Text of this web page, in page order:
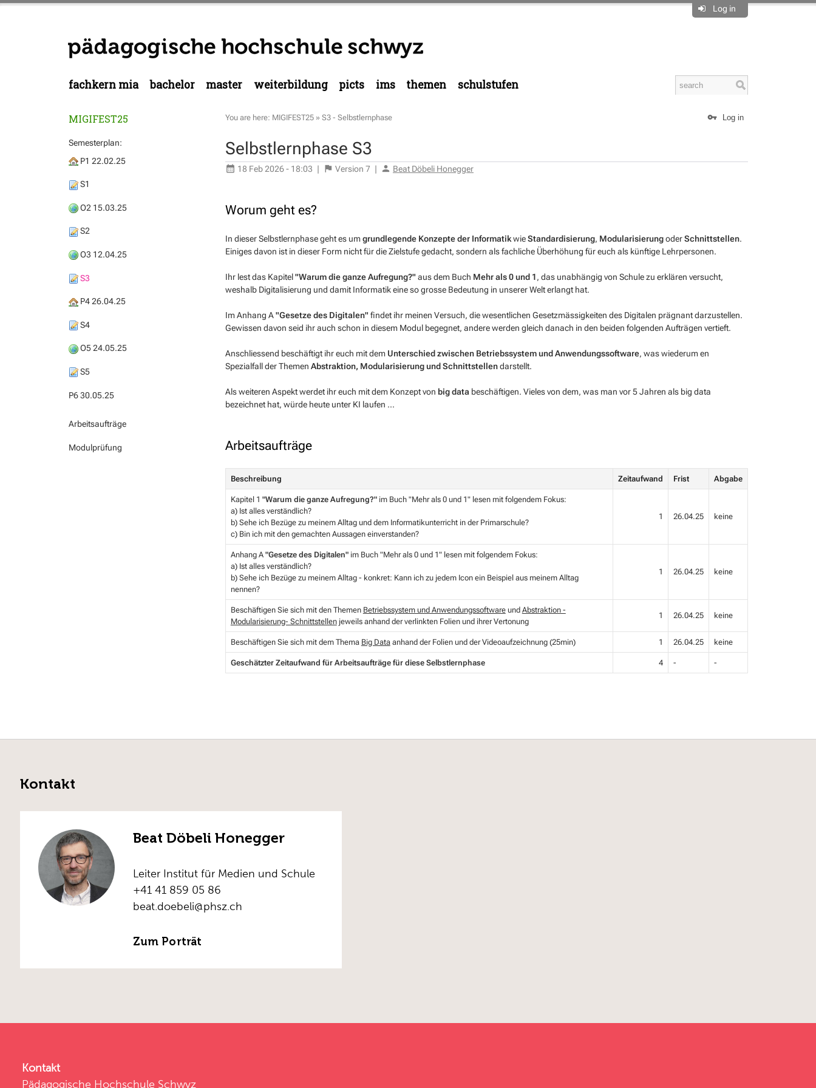
Log in
fachkern mia bachelor master weiterbildung picts ims themen schulstufen
MIGIFEST25
Semesterplan:
P1 22.02.25
S1
O2 15.03.25
S2
O3 12.04.25
S3
P4 26.04.25
S4
O5 24.05.25
S5
P6 30.05.25
Arbeitsaufträge
Modulprüfung
Log in
You are here: MIGIFEST25 » S3 - Selbstlernphase
Selbstlernphase S3
18 Feb 2026 - 18:03 | Version 7 | Beat Döbeli Honegger
Worum geht es?
In dieser Selbstlernphase geht es um grundlegende Konzepte der InformatikwieStandardisierung, ModularisierungoderSchnittstellen.
Einiges davon ist in dieser Form nicht für die Zielstufe gedacht, sondern als fachliche Überhöhung für euch als künftige Lehrpersonen.
Ihr lest das Kapitel"Warum die ganze Aufregung?" aus dem Buch Mehr als 0 und 1, das unabhängig von Schule zu erklären versucht,
weshalb Digitalisierung und damit Informatik eine so grosse Bedeutung in unserer Welt erlangt hat.
Im Anhang A"Gesetze des Digitalen" findet ihr meinen Versuch, die wesentlichen Gesetzmässigkeiten des Digitalen prägnant darzustellen.
Gewissen davon seid ihr auch schon in diesem Modul begegnet, andere werden gleich danach in den beiden folgenden Aufträgen vertieft.
Anschliessend beschäftigt ihr euch mit dem Unterschied zwischen Betriebssystem und Anwendungssoftware, was wiederum en
Spezialfall der Themen Abstraktion, Modularisierung und Schnittstellendarstellt.
Als weiteren Aspekt werdet ihr euch mit dem Konzept von big data beschäftigen. Vieles von dem, was man vor 5 Jahren als big data
bezeichnet hat, würde heute unter KI laufen ...
Arbeitsaufträge
Beschreibung Zeitaufwand Frist Abgabe
Kapitel 1 "Warum die ganze Aufregung?"im Buch "Mehr als 0 und 1"lesen mit folgendem Fokus:
a) Ist alles verständlich?
b) Sehe ich Bezüge zu meinem Alltag und dem Informatikunterricht in der Primarschule?
c) Bin ich mit den gemachten Aussagen einverstanden?
1 26.04.25 keine
Anhang A "Gesetze des Digitalen"im Buch "Mehr als 0 und 1"lesen mit folgendem Fokus:
a) Ist alles verständlich?
b) Sehe ich Bezüge zu meinem Alltag - konkret: Kann ich zu jedem Icon ein Beispiel aus meinem Alltag
nennen?
1 26.04.25 keine
Beschäftigen Sie sich mit den Themen Betriebssystem und Anwendungssoftwareund Abstraktion -
Modularisierung- Schnittstellenjeweils anhand der verlinkten Folien und ihrer Vertonung
1 26.04.25 keine
Beschäftigen Sie sich mit dem Thema Big Dataanhand der Folien und der Videoaufzeichnung (25min) 1 26.04.25 keine
Geschätzter Zeitaufwand für Arbeitsaufträge für diese Selbstlernphase 4 - -
Kontakt
Beat Döbeli Honegger
Leiter Institut für Medien und Schule
+41 41 859 05 86
beat.doebeli@phsz.ch
Zum Porträt
Kontakt
Pädagogische Hochschule Schwyz